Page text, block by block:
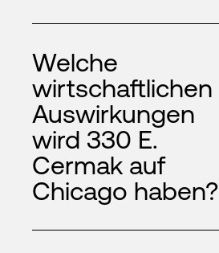
Welche
wirtschaftlichen
Auswirkungen
wird 330 E.
Cermak auf
Chicago haben?